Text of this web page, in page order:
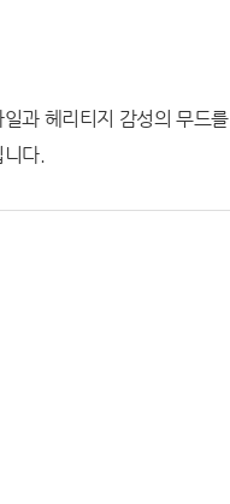
과 헤리티지 감성의 무드를
니다.